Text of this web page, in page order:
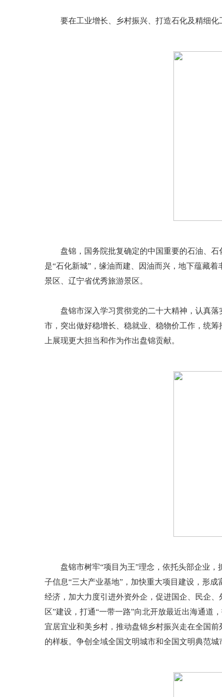
要在工业增长、乡村振兴、打造石化及精细化
盘锦，国务院批复确定的中国重要的石油、石
是“石化新城”，缘油而建、因油而兴，地下蕴藏
景区、辽宁省优秀旅游景区。
盘锦市深入学习贯彻党的二十大精神，认真落
市，突出做好稳增长、稳就业、稳物价工作，统
上展现更大担当和作为作出盘锦贡献。
盘锦市树牢“项目为王”理念，依托头部企业，
子信息“三大产业基地”，加快重大项目建设，形
经济，加大力度引进外资外企，促进国企、民企
区”建设，打通“一带一路”向北开放最近出海通道
宜居宜业和美乡村，推动盘锦乡村振兴走在全国
的样板。争创全域全国文明城市和全国文明典范